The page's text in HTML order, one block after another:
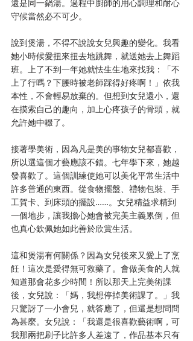
還是同一鍋湯。過程中廚師的用心調理和耐心
守候當然必不可少。
說到煲湯，不得不說說女兒興趣的變化。我看
她小時候愛扭來扭去地跳舞，就送她去上舞蹈
班。上了不到一年她就怯生生地來找我：「不
上了行嗎？下腰時被老師踩得好疼啊！」依我
本性，不會輕易放棄的。但想到女兒還小，還
在摸索自己的趣向，加上心疼孩子的骨頭，就
允許她中輟了。
接著學美術，因為凡是美的事物女兒都喜歡，
所以選這個才藝應該不錯。七年學下來，她越
發喜歡了。這個訓練使她可以美化平常生活中
許多普通的東西。從食物擺盤、禮物包裝、手
工賀卡、到床頭的擺設……。女兒精益求精到
一個地步，讓我擔心她會被完美主義累倒，但
也真心欽佩她如此善於欣賞生活。
這和煲湯有何關係？因為女兒後來又愛上了烹
飪！這次是愛得無可救藥了。會做美食的人就
知道那會花多少時間！所以那天上完美術課
後，女兒說：「媽，我想停掉美術課了。」我
只驚訝了一小會兒，就答應了，但還是想問問
為甚麼。女兒說：「我還是很喜歡藝術啊，可
我那兩把刷子比許多人差遠了，作品基本只有